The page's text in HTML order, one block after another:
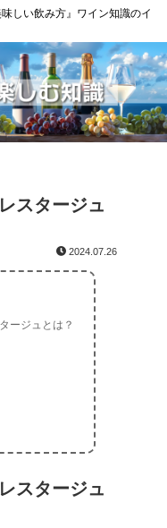
しい飲み方』ワイン知識のイ
スタージュ
2024.07.26
ージュとは？
スタージュ